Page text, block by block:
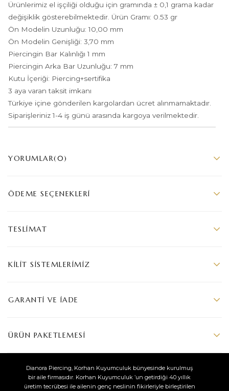
Ürünlerimiz el işçiliği olduğu için gramında ± 0,1 grama kadar
değişiklik gösterebilmektedir. Ürün Gramı: 0.53 gr
Ön Modelin Uzunluğu: 10,00 mm
Ön Modelin Genişliği: 3,70 mm
Piercingin Bar Kalınlığı 1 mm
Piercingin Arka Bar Uzunluğu: 7 mm
Kutu İçeriği: Piercing+sertifika
3 aya varan taksit imkanı
Türkiye içine gönderilen kargolardan ücret alınmamaktadır.
Siparişleriniz 1-4 iş günü arasında kargoya verilmektedir.
YORUMLAR(0)
ÖDEME SEÇENEKLERI
TESLIMAT
KILIT SISTEMLERIMIZ
GARANTI VE İADE
ÜRÜN PAKETLEMESI
Dianora Piercing, Korhan Kuyumculuk bünyesinde kurulmuş
bir aile firmasıdır. Korhan Kuyumculuk ’un getirdiği 40 yıllık
üretim tecrübesi ile ailenin genç neslinin fikirleriyle birleştirilen